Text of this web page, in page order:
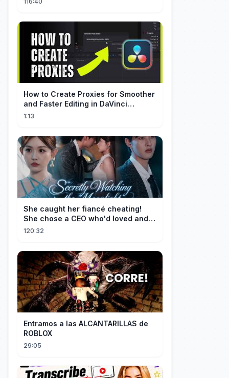
How to Create Proxies for Smoother
and Faster Editing in DaVinci
Resolve
1:13
She caught her fiancé cheating!
She chose a CEO who'd loved and
cherished her for years. ❤️
120:32
Entramos a las ALCANTARILLAS de
ROBLOX
29:05